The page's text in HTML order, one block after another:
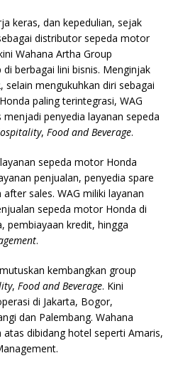
keras, dan kepedulian, sejak
distributor sepeda motor
Wahana Artha Group
berbagai lini bisnis. Menginjak
selain mengukuhkan diri sebagai
paling terintegrasi, WAG
penyedia layanan sepeda
, Food and Beverage.
sepeda motor Honda
penjualan, penyedia spare
sales. WAG miliki layanan
sepeda motor Honda di
pembiayaan kredit, hingga
.
kembangkan group
, Food and Beverage. Kini
di Jakarta, Bogor,
dan Palembang. Wahana
dibidang hotel seperti Amaris,